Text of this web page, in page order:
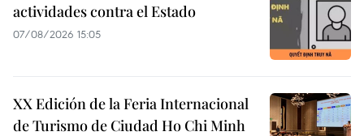
actividades contra el Estado
07/08/2026 15:05
XX Edición de la Feria Internacional
de Turismo de Ciudad Ho Chi Minh